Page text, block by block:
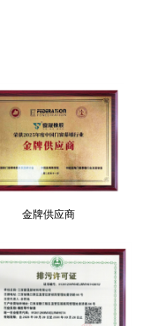
金牌供应商